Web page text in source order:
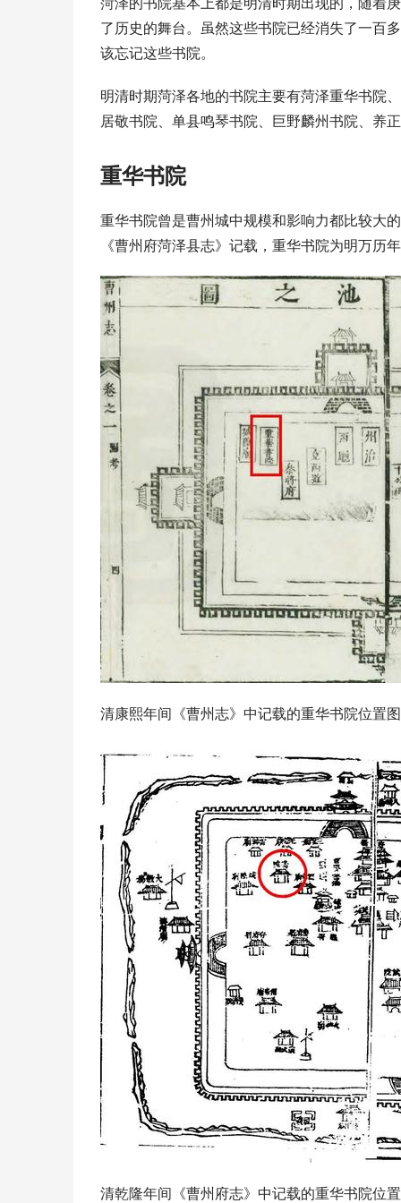
了历史的舞台。虽然这些书院已经消失了一百
该忘记这些书院。
明清时期菏泽各地的书院主要有菏泽重华书院、
居敬书院、单县鸣琴书院、巨野麟州书院、养
重华书院
重华书院曾是曹州城中规模和影响力都比较大
《曹州府菏泽县志》记载，重华书院为明万历
清康熙年间《曹州志》中记载的重华书院位置图
清乾隆年间《曹州府志》中记载的重华书院位